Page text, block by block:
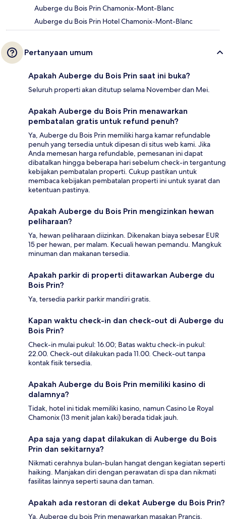
Auberge du Bois Prin Chamonix-Mont-Blanc
Auberge du Bois Prin Hotel Chamonix-Mont-Blanc
Pertanyaan umum
Apakah Auberge du Bois Prin saat ini buka?
Seluruh properti akan ditutup selama November dan Mei.
Apakah Auberge du Bois Prin menawarkan
pembatalan gratis untuk refund penuh?
Ya, Auberge du Bois Prin memiliki harga kamar refundable
penuh yang tersedia untuk dipesan di situs web kami. Jika
Anda memesan harga refundable, pemesanan ini dapat
dibatalkan hingga beberapa hari sebelum check-in tergantung
kebijakan pembatalan properti. Cukup pastikan untuk
membaca kebijakan pembatalan properti ini untuk syarat dan
ketentuan pastinya.
Apakah Auberge du Bois Prin mengizinkan hewan
peliharaan?
Ya, hewan peliharaan diizinkan. Dikenakan biaya sebesar EUR
15 per hewan, per malam. Kecuali hewan pemandu. Mangkuk
minuman dan makanan tersedia.
Apakah parkir di properti ditawarkan Auberge du
Bois Prin?
Ya, tersedia parkir parkir mandiri gratis.
Kapan waktu check-in dan check-out di Auberge du
Bois Prin?
Check-in mulai pukul: 16.00; Batas waktu check-in pukul:
22.00. Check-out dilakukan pada 11.00. Check-out tanpa
kontak fisik tersedia.
Apakah Auberge du Bois Prin memiliki kasino di
dalamnya?
Tidak, hotel ini tidak memiliki kasino, namun Casino Le Royal
Chamonix (13 menit jalan kaki) berada tidak jauh.
Apa saja yang dapat dilakukan di Auberge du Bois
Prin dan sekitarnya?
Nikmati cerahnya bulan-bulan hangat dengan kegiatan seperti
haiking. Manjakan diri dengan perawatan di spa dan nikmati
fasilitas lainnya seperti sauna dan taman.
Apakah ada restoran di dekat Auberge du Bois Prin?
Ya, Auberge du bois Prin menawarkan masakan Prancis.